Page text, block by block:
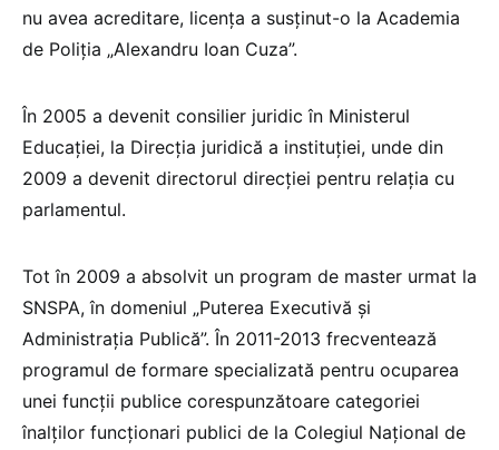
nu avea acreditare, licența a susținut-o la Academia
de Poliția „Alexandru Ioan Cuza”.
În 2005 a devenit consilier juridic în Ministerul
Educației, la Direcția juridică a instituției, unde din
2009 a devenit directorul direcției pentru relația cu
parlamentul.
Tot în 2009 a absolvit un program de master urmat la
SNSPA, în domeniul „Puterea Executivă și
Administrația Publică”. În 2011-2013 frecventează
programul de formare specializată pentru ocuparea
unei funcții publice corespunzătoare categoriei
înalților funcționari publici de la Colegiul Național de